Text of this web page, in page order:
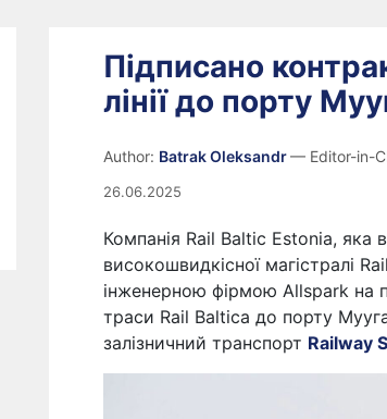
Підписано
лінії до порту
Author: Batrak Oleksandr— Editor-in-
26.06.2025
Компанія Rail Baltic Estonia, яка
високошвидкісної магістралі
інженерною фірмою Allspark на
траси Rail Baltica до порту
залізничний транспорт Railway